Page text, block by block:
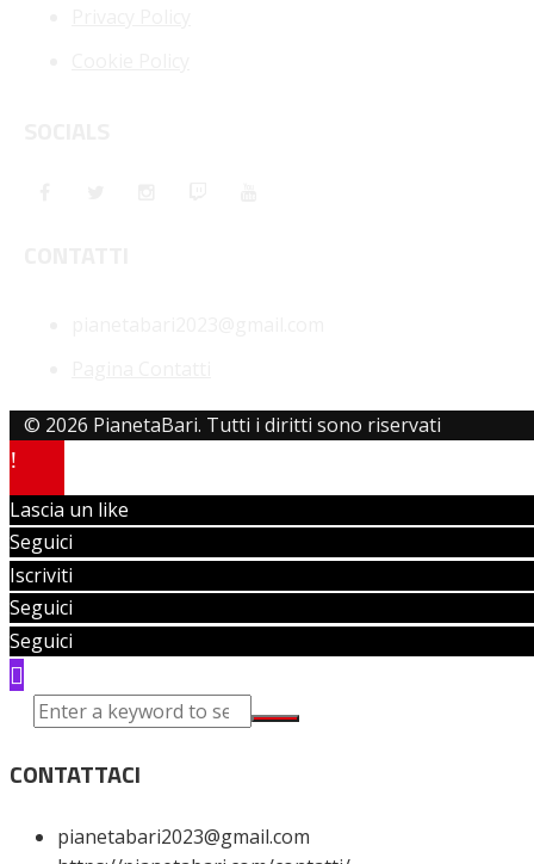
© 2026 PianetaBari. Tutti i diritti sono riservati
Lascia un like
Seguici
Iscriviti
Seguici
Seguici
CONTATTACI
pianetabari2023@gmail.com